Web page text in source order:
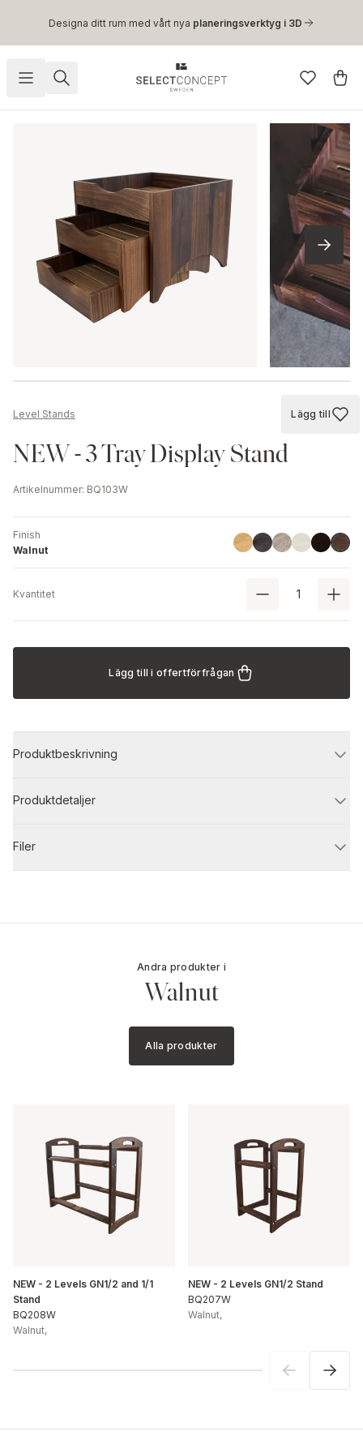
Hoppa till huvudinnehåll
Designa ditt rum med vårt nya planeringsverktyg i 3D
Level Stands Lägg till
Lägg till
NEW - 3 Tray Display Stand
Artikelnummer: BQ103W
Finish
Walnut
LinoilHavana Black
Driftwood
AshBlack
Kvantitet
Lägg till i offertförfrågan
Produktbeskrivning
Produktdetaljer
Filer
Andra produkter i
Walnut
Alla produkter
NEW - 2 Levels GN1/2 and 1/1
Stand
BQ208W
Walnut,
NEW - 2 Levels GN1/2 Stand
BQ207W
Walnut,